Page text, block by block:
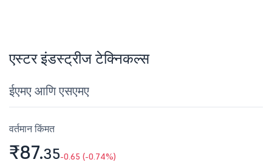
एस्टर इंडस्ट्रीज टेक्निकल्स
ईएमए आणि एसएमए
वर्तमान किंमत
₹87.35-0.65 (-0.74%)